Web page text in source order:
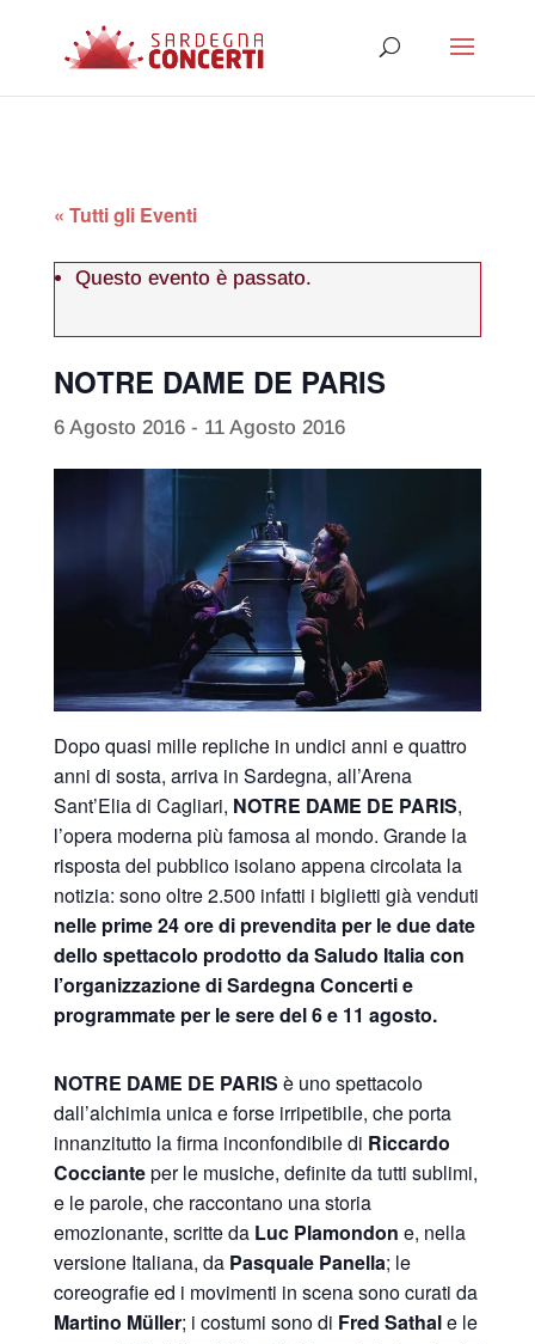
« Tutti gli Eventi
Questo evento è passato.
NOTRE DAME DE PARIS
6 Agosto 2016- 11 Agosto 2016
Dopo quasi mille repliche in undici anni e quattro
anni di sosta, arriva in Sardegna, all’Arena
Sant’Elia di Cagliari, NOTRE DAME DE PARIS,
l’opera moderna più famosa al mondo. Grande la
risposta del pubblico isolano appena circolata la
notizia: sono oltre 2.500 infatti i biglietti già venduti
nelle prime 24 ore di prevendita per le due date
dello spettacolo prodotto da Saludo Italia con
l’organizzazione di Sardegna Concerti e
programmate per le sere del 6 e 11 agosto.
NOTRE DAME DE PARIS è uno spettacolo
dall’alchimia unica e forse irripetibile, che porta
innanzitutto la firma inconfondibile di Riccardo
Coccianteper le musiche, definite da tutti sublimi,
e le parole, che raccontano una storia
emozionante, scritte da Luc Plamondon e, nella
versione Italiana, da Pasquale Panella; le
coreografie ed i movimenti in scena sono curati da
Martino Müller; i costumi sono di Fred Sathale le